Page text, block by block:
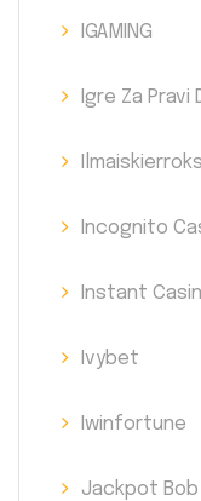
IGAMING
Igre Za Pravi
Incognito
Instant
Ivybet
Iwinfortune
Jackpot Bob